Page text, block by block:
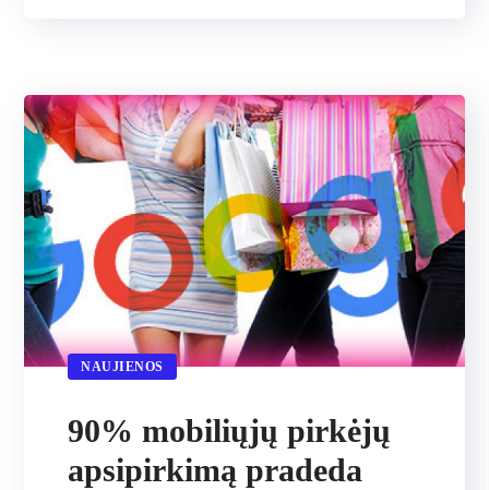
NAUJIENOS
90% mobiliųjų pirkėjų
apsipirkimą pradeda